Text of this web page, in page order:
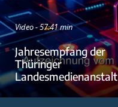
Video - 57:41 min
Jahresempfang der
Thüringer
Landesmedienanstalt